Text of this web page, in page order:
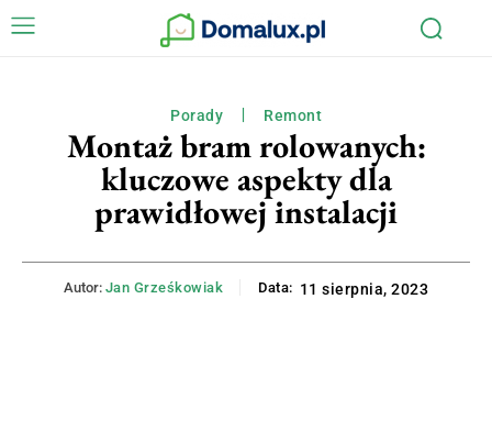
Porady Remont
Montaż bram rolowanych:
kluczowe aspekty dla
prawidłowej instalacji
Autor: Jan Grześkowiak Data: 11 sierpnia, 2023